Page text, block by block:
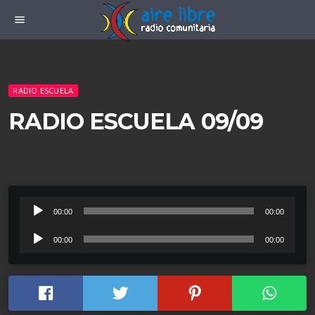
menu
RADIO ESCUELA
RADIO ESCUELA 09/09
00:00 00:00
p
00:00 00:00